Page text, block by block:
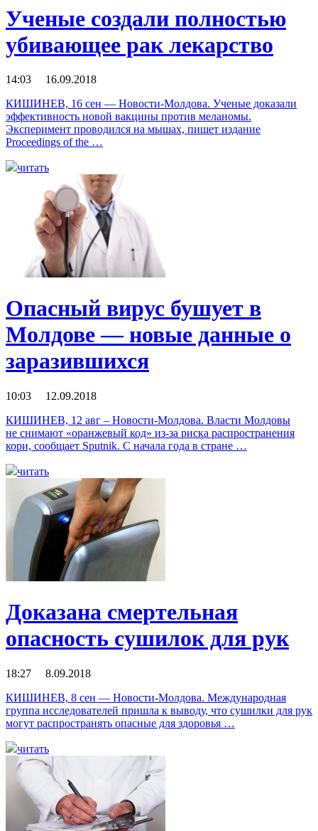
Ученые создали полностью
убивающее рак лекарство
14:03 16.09.2018
КИШИНЕВ, 16 сен — Новости-Молдова. Ученые доказали
эффективность новой вакцины против меланомы.
Эксперимент проводился на мышах, пишет издание
Proceedings of the …
читать
Опасный вирус бушует в
Молдове — новые данные о
заразившихся
10:03 12.09.2018
КИШИНЕВ, 12 авг – Новости-Молдова. Власти Молдовы
не снимают «оранжевый код» из-за риска распространения
кори, сообщает Sputnik. С начала года в стране …
читать
Доказана смертельная
опасность сушилок для рук
18:27 8.09.2018
КИШИНЕВ, 8 сен — Новости-Молдова. Международная
группа исследователей пришла к выводу, что сушилки для рук
могут распространять опасные для здоровья …
читать